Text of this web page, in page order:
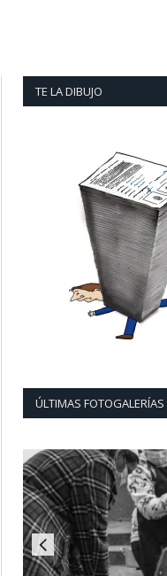
TE LA DIBUJO
ÚLTIMAS FOTOGALERÍAS